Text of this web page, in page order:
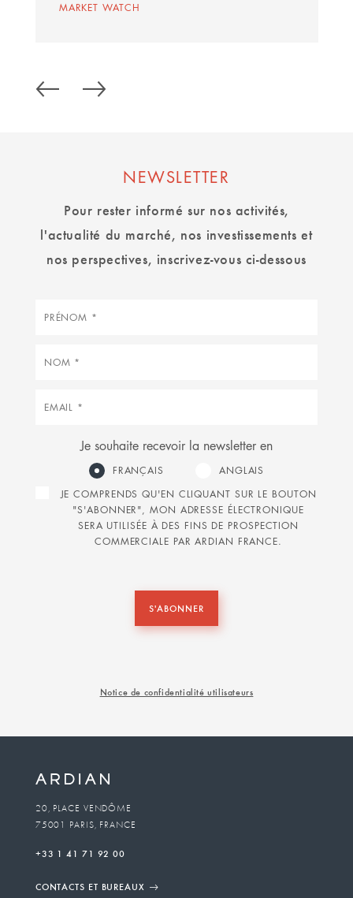
MARKET WATCH
NEWSLETTER
Pour rester informé sur nos activités,
l'actualité du marché, nos investissements et
nos perspectives, inscrivez-vous ci-dessous
Prénom
Nom
Courriel
Je souhaite recevoir la newsletter en
FRANÇAIS
ANGLAIS
JE COMPRENDS QU'EN CLIQUANT SUR LE BOUTON
"S'ABONNER", MON ADRESSE ÉLECTRONIQUE
SERA UTILISÉE À DES FINS DE PROSPECTION
COMMERCIALE PAR ARDIAN FRANCE.
S'ABONNER
Notice de confidentialité utilisateurs
20, PLACE VENDÔME
75001 PARIS, FRANCE
+33 1 41 71 92 00
CONTACTS ET BUREAUX